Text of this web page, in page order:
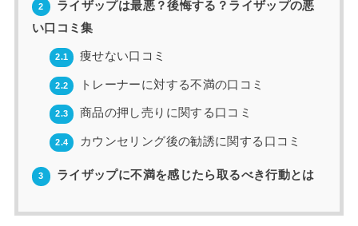
2
ライザップは最悪？後悔する？ライザップの悪
い口コミ集
2.1 痩せない口コミ
2.2 トレーナーに対する不満の口コミ
2.3 商品の押し売りに関する口コミ
2.4 カウンセリング後の勧誘に関する口コミ
3 ライザップに不満を感じたら取るべき行動とは